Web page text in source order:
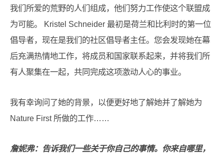
我们所爱的荒野的人们组成，他们努力工作使这个联盟成
为可能。 Kristel Schneider 最初是荷兰和比利时的第一位
倡导者，现在是我们的社区倡导者主任。您会发现她在幕
后充满热情地工作，将成员和国家联系起来，并将我们所
有人聚集在一起，共同完成这项激动人心的事业。
我有幸询问了她的背景，以便更好地了解她并了解她为
Nature First 所做的工作……
詹妮弗：告诉我们一些关于你自己的事情。你来自哪里，